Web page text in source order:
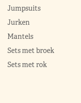
Jumpsuits
Jurken
Mantels
Sets met broek
Sets met rok